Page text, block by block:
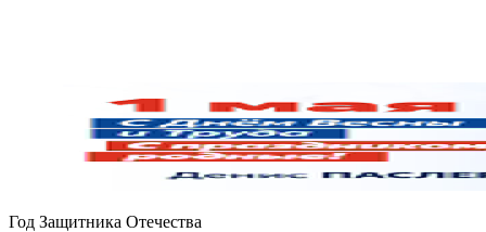
Год Защитника Отечества